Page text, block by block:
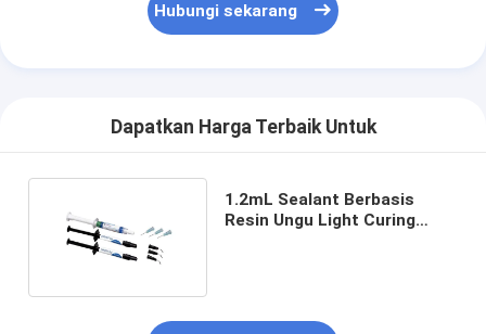
Hubungi sekarang
Dapatkan Harga Terbaik Untuk
1.2mL Sealant Berbasis
Resin Ungu Light Curing